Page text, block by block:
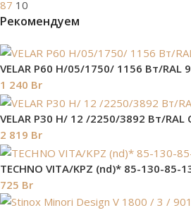
87 10
Рекомендуем
VELAR P60 H/05/1750/ 1156 Bт/RAL
1 240 Br
VELAR P30 H/ 12 /2250/3892 Вт/RAL
2 819 Br
TECHNO VITA/KPZ (nd)* 85-130-85-
725 Br